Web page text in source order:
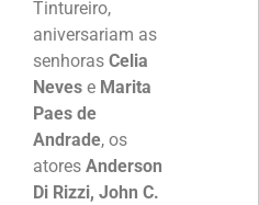
Tintureiro,
aniversariam as
senhoras Celia
Neves e Marita
Paes de
Andrade, os
atores Anderson
Di Rizzi, John C.